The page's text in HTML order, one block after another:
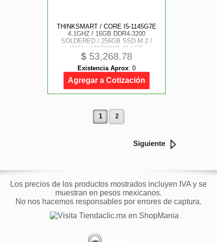
THINKSMART / CORE I5-1145G7E
4.1GHZ / 16GB DDR4-3200
SOLDERED / 256GB SSD M.2 /
WIFI / WINDOWS 11 LOT
ENTERPRISE
$ 53,268.78
Existencia Aprox: 0
Agregar a Cotización
1 2
Siguiente
Los precios de los productos mostrados incluyen IVA y se
muestran en pesos mexicanos.
No nos hacemos responsables por errores de captura.